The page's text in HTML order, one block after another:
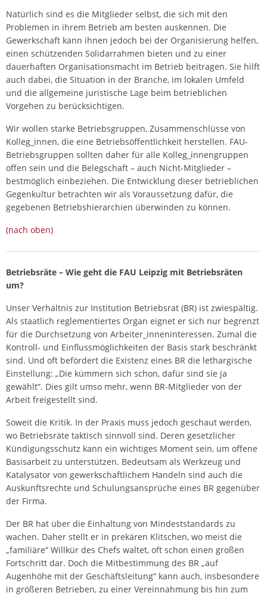
Natürlich sind es die Mitglieder selbst, die sich mit den
Problemen in ihrem Betrieb am besten auskennen. Die
Gewerkschaft kann ihnen jedoch bei der Organisierung helfen,
einen schützenden Solidarrahmen bieten und zu einer
dauerhaften Organisationsmacht im Betrieb beitragen. Sie hilft
auch dabei, die Situation in der Branche, im lokalen Umfeld
und die allgemeine juristische Lage beim betrieblichen
Vorgehen zu berücksichtigen.
Wir wollen starke Betriebsgruppen, Zusammenschlüsse von
Kolleg_innen, die eine Betriebsöffentlichkeit herstellen. FAU-
Betriebsgruppen sollten daher für alle Kolleg_innengruppen
offen sein und die Belegschaft – auch Nicht-Mitglieder –
bestmöglich einbeziehen. Die Entwicklung dieser betrieblichen
Gegenkultur betrachten wir als Voraussetzung dafür, die
gegebenen Betriebshierarchien überwinden zu können.
(nach oben)
Betriebsräte – Wie geht die FAU Leipzig mit Betriebsräten
um?
Unser Verhältnis zur Institution Betriebsrat (BR) ist zwiespältig.
Als staatlich reglementiertes Organ eignet er sich nur begrenzt
für die Durchsetzung von Arbeiter_inneninteressen. Zumal die
Kontroll- und Einflussmöglichkeiten der Basis stark beschränkt
sind. Und oft befördert die Existenz eines BR die lethargische
Einstellung: „Die kümmern sich schon, dafür sind sie ja
gewählt“. Dies gilt umso mehr, wenn BR-Mitglieder von der
Arbeit freigestellt sind.
Soweit die Kritik. In der Praxis muss jedoch geschaut werden,
wo Betriebsräte taktisch sinnvoll sind. Deren gesetzlicher
Kündigungsschutz kann ein wichtiges Moment sein, um offene
Basisarbeit zu unterstützen. Bedeutsam als Werkzeug und
Katalysator von gewerkschaftlichem Handeln sind auch die
Auskunftsrechte und Schulungsansprüche eines BR gegenüber
der Firma.
Der BR hat über die Einhaltung von Mindeststandards zu
wachen. Daher stellt er in prekären Klitschen, wo meist die
„familiäre“ Willkür des Chefs waltet, oft schon einen großen
Fortschritt dar. Doch die Mitbestimmung des BR „auf
Augenhöhe mit der Geschäftsleitung“ kann auch, insbesondere
in größeren Betrieben, zu einer Vereinnahmung bis hin zum